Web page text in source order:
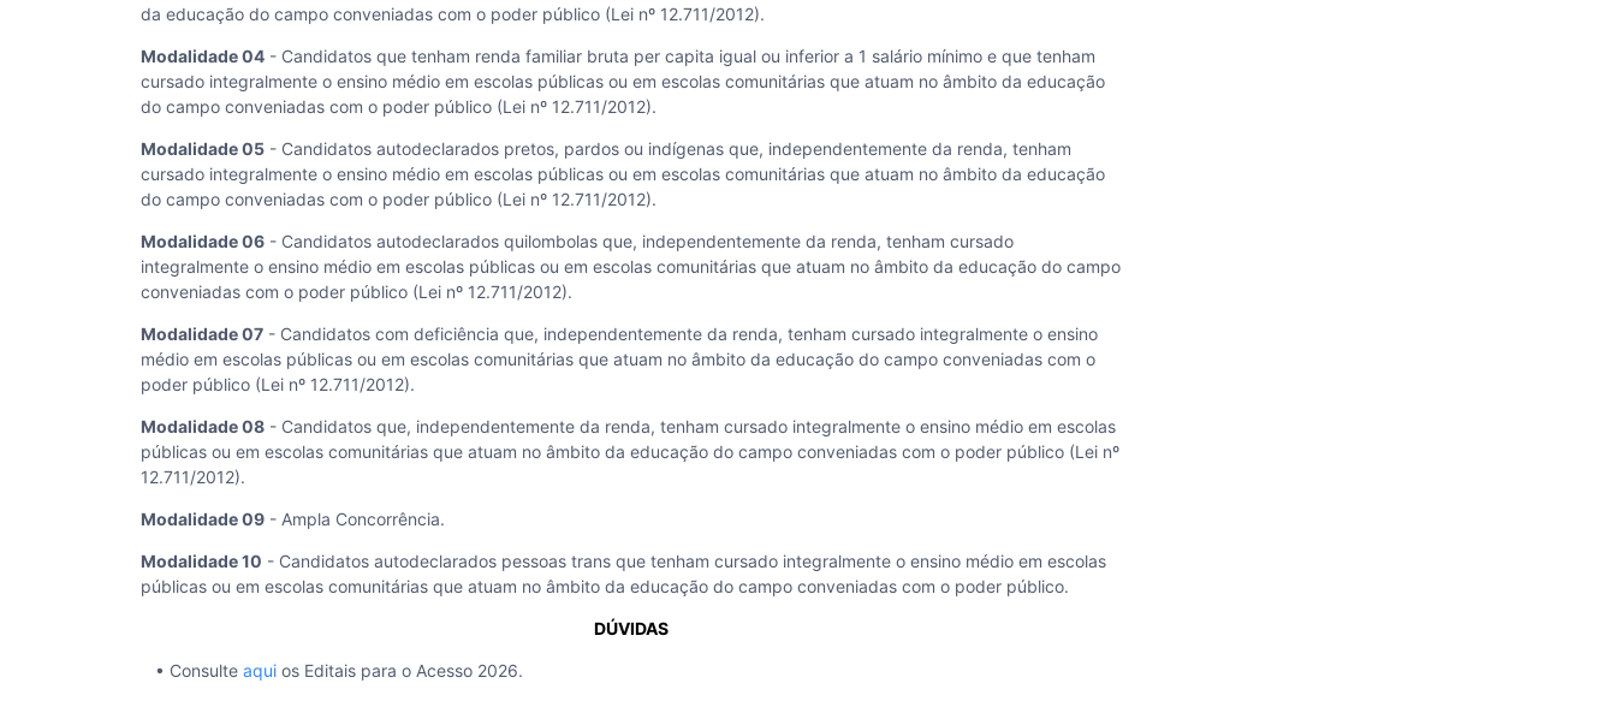
da educação do campo conveniadas com o poder público (Lei nº 12.711/2012).
Modalidade 04 - Candidatos que tenham renda familiar bruta per capita igual ou inferior a 1 salário mínimo e que tenham
cursado integralmente o ensino médio em escolas públicas ou em escolas comunitárias que atuam no âmbito da educação
do campo conveniadas com o poder público (Lei nº 12.711/2012).
Modalidade 05 - Candidatos autodeclarados pretos, pardos ou indígenas que, independentemente da renda, tenham
cursado integralmente o ensino médio em escolas públicas ou em escolas comunitárias que atuam no âmbito da educação
do campo conveniadas com o poder público (Lei nº 12.711/2012).
Modalidade 06 - Candidatos autodeclarados quilombolas que, independentemente da renda, tenham cursado
integralmente o ensino médio em escolas públicas ou em escolas comunitárias que atuam no âmbito da educação do campo
conveniadas com o poder público (Lei nº 12.711/2012).
Modalidade 07 - Candidatos com deficiência que, independentemente da renda, tenham cursado integralmente o ensino
médio em escolas públicas ou em escolas comunitárias que atuam no âmbito da educação do campo conveniadas com o
poder público (Lei nº 12.711/2012).
Modalidade 08 - Candidatos que, independentemente da renda, tenham cursado integralmente o ensino médio em escolas
públicas ou em escolas comunitárias que atuam no âmbito da educação do campo conveniadas com o poder público (Lei nº
12.711/2012).
Modalidade 09 - Ampla Concorrência.
Modalidade 10 - Candidatos autodeclarados pessoas trans que tenham cursado integralmente o ensino médio em escolas
públicas ou em escolas comunitárias que atuam no âmbito da educação do campo conveniadas com o poder público.
DÚVIDAS
• Consulte aqui os Editais para o Acesso 2026.